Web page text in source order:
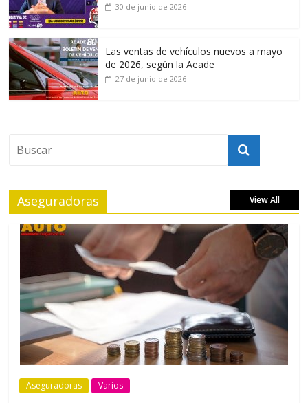
30 de junio de 2026
Las ventas de vehículos nuevos a mayo
de 2026, según la Aeade
27 de junio de 2026
Aseguradoras View All
Aseguradoras Varios